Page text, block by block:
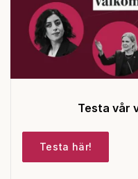
Testa vår
Testa här!